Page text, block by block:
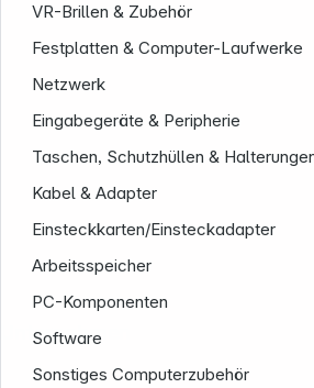
VR-Brillen & Zubehör
Festplatten & Computer-Laufwerke
Netzwerk
Eingabegeräte & Peripherie
Taschen, Schutzhüllen &
Kabel & Adapter
Einsteckkarten/Einsteckadapter
Arbeitsspeicher
PC-Komponenten
Software
Sonstiges Computerzubehör
Unternehmen